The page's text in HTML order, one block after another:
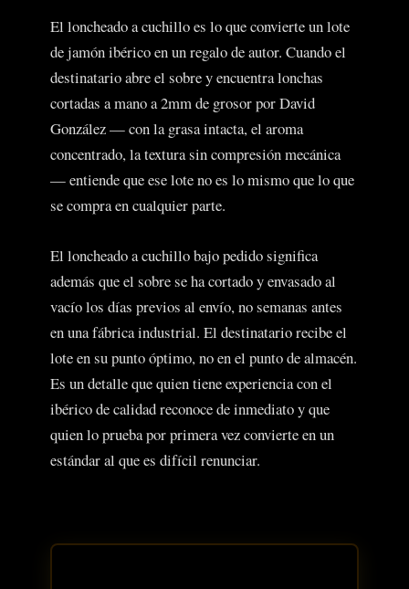
El loncheado a cuchillo es lo que convierte un lote
de jamón ibérico en un regalo de autor. Cuando el
destinatario abre el sobre y encuentra lonchas
cortadas a mano a 2mm de grosor por David
González — con la grasa intacta, el aroma
concentrado, la textura sin compresión mecánica
— entiende que ese lote no es lo mismo que lo que
se compra en cualquier parte.
El loncheado a cuchillo bajo pedido significa
además que el sobre se ha cortado y envasado al
vacío los días previos al envío, no semanas antes
en una fábrica industrial. El destinatario recibe el
lote en su punto óptimo, no en el punto de almacén.
Es un detalle que quien tiene experiencia con el
ibérico de calidad reconoce de inmediato y que
quien lo prueba por primera vez convierte en un
estándar al que es difícil renunciar.